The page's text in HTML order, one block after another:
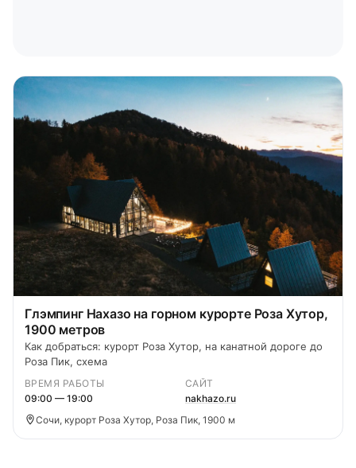
Глэмпинг Нахазо на горном курорте Роза Хутор,
1900 метров
Как добраться: курорт Роза Хутор, на канатной дороге до
Роза Пик, схема
ВРЕМЯ РАБОТЫ
09:00 — 19:00
САЙТ
nakhazo.ru
Сочи, курорт Роза Хутор, Роза Пик, 1900 м